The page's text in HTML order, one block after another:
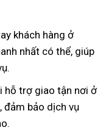
khách hàng ở
nhất có thể, giúp
hỗ trợ giao tận nơi ở
đảm bảo dịch vụ